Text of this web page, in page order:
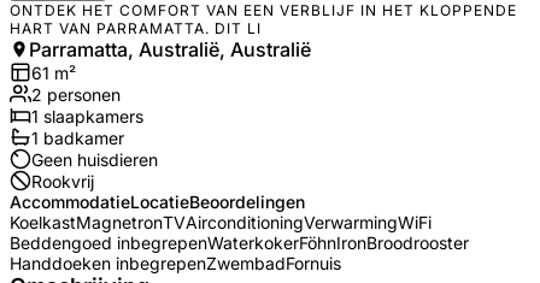
ONTDEK HET COMFORT VAN EEN VERBLIJF IN HET KLOPPENDE
HART VAN PARRAMATTA. DIT LI
Parramatta, Australië, Australië
61 m²
2 personen
1 slaapkamers
1 badkamer
Geen huisdieren
Rookvrij
AccommodatieLocatieBeoordelingen
KoelkastMagnetronTVAirconditioningVerwarmingWiFi
Beddengoed inbegrepenWaterkokerFöhnIronBroodrooster
Handdoeken inbegrepenZwembadFornuis